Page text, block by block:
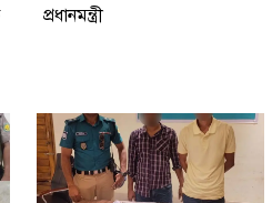
প্রধানমন্ত্রী